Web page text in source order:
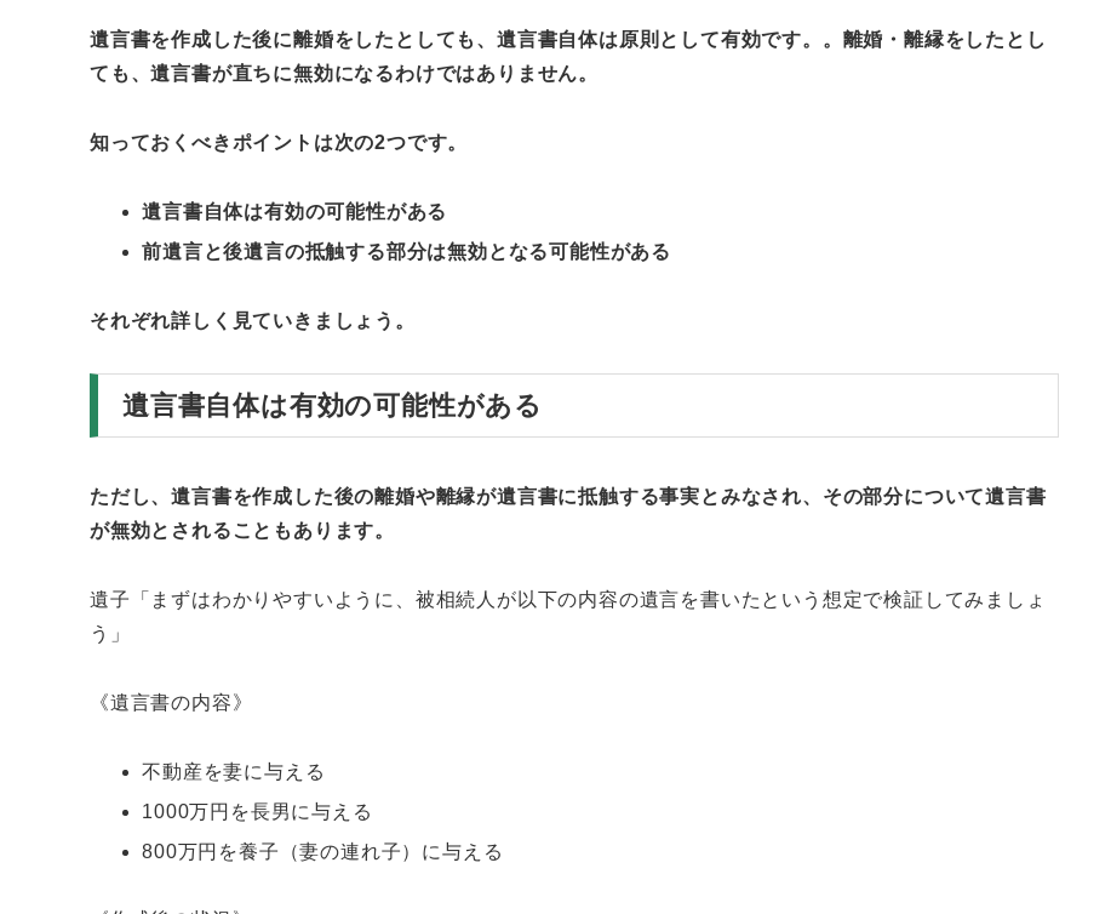
遺言書を作成した後に離婚をしたとしても、遺言書自体は原則として有効です。。離婚・離縁をしたとし
ても、遺言書が直ちに無効になるわけではありません。
知っておくべきポイントは次の2つです。
遺言書自体は有効の可能性がある
前遺言と後遺言の抵触する部分は無効となる可能性がある
それぞれ詳しく見ていきましょう。
遺言書自体は有効の可能性がある
ただし、遺言書を作成した後の離婚や離縁が遺言書に抵触する事実とみなされ、その部分について遺言書
が無効とされることもあります。
遺子「まずはわかりやすいように、被相続人が以下の内容の遺言を書いたという想定で検証してみましょ
う」
《遺言書の内容》
不動産を妻に与える
1000万円を長男に与える
800万円を養子（妻の連れ子）に与える